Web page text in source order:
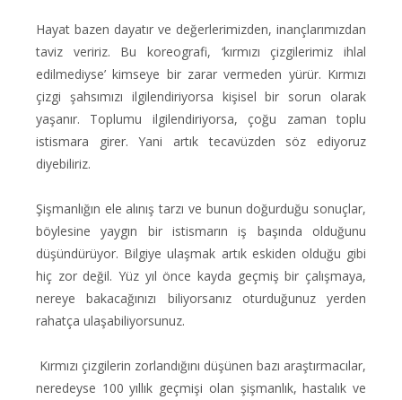
Hayat bazen dayatır ve değerlerimizden, inançlarımızdan
taviz veririz. Bu koreografi, ‘kırmızı çizgilerimiz ihlal
edilmediyse’ kimseye bir zarar vermeden yürür. Kırmızı
çizgi şahsımızı ilgilendiriyorsa kişisel bir sorun olarak
yaşanır. Toplumu ilgilendiriyorsa, çoğu zaman toplu
istismara girer. Yani artık tecavüzden söz ediyoruz
diyebiliriz.
Şişmanlığın ele alınış tarzı ve bunun doğurduğu sonuçlar,
böylesine yaygın bir istismarın iş başında olduğunu
düşündürüyor. Bilgiye ulaşmak artık eskiden olduğu gibi
hiç zor değil. Yüz yıl önce kayda geçmiş bir çalışmaya,
nereye bakacağınızı biliyorsanız oturduğunuz yerden
rahatça ulaşabiliyorsunuz.
Kırmızı çizgilerin zorlandığını düşünen bazı araştırmacılar,
neredeyse 100 yıllık geçmişi olan şişmanlık, hastalık ve